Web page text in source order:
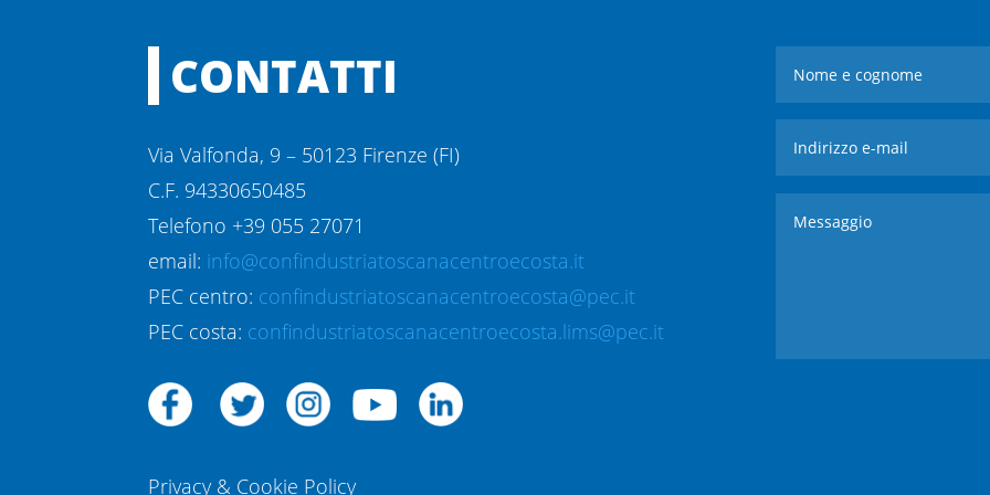
CONTATTI
Via Valfonda, 9 – 50123 Firenze (FI)
C.F. 94330650485
Telefono +39 055 27071
email: info@confindustriatoscanacentroecosta.it
PEC centro: confindustriatoscanacentroecosta@pec.it
PEC costa: confindustriatoscanacentroecosta.lims@pec.it
Privacy & Cookie Policy